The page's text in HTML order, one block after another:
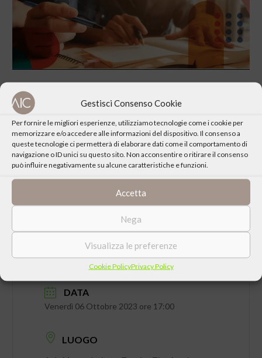
Gestisci Consenso Cookie
Per fornire le migliori esperienze, utilizziamo tecnologie come i cookie per
memorizzare e/o accedere alle informazioni del dispositivo. Il consenso a
queste tecnologie ci permetterà di elaborare dati come il comportamento di
navigazione o ID unici su questo sito. Non acconsentire o ritirare il consenso
può influire negativamente su alcune caratteristiche e funzioni.
Accetta
Nega
Visualizza le preferenze
Cookie PolicyPrivacy Policy
CONDIVIDI QUESTO EVENTO
DATA
Venerdì 06 Ottobre 2023 ore 17:00
LUOGO